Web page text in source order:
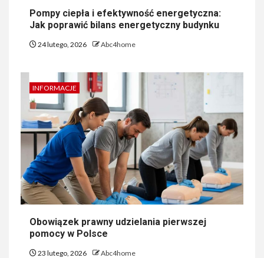
Pompy ciepła i efektywność energetyczna:
Jak poprawić bilans energetyczny budynku
24 lutego, 2026 Abc4home
INFORMACJE
Obowiązek prawny udzielania pierwszej
pomocy w Polsce
23 lutego, 2026 Abc4home